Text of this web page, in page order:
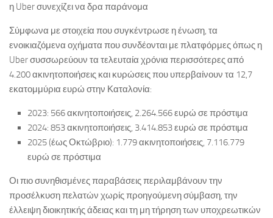
η Uber συνεχίζει να δρα παράνομα
Σύμφωνα με στοιχεία που συγκέντρωσε η ένωση, τα
ενοικιαζόμενα οχήματα που συνδέονται με πλατφόρμες όπως η
Uber συσσωρεύουν τα τελευταία χρόνια περισσότερες από
4.200 ακινητοποιήσεις και κυρώσεις που υπερβαίνουν τα 12,7
εκατομμύρια ευρώ στην Καταλονία:
2023: 566 ακινητοποιήσεις, 2.264.566 ευρώ σε πρόστιμα
2024: 853 ακινητοποιήσεις, 3.414.853 ευρώ σε πρόστιμα
2025 (έως Οκτώβριο): 1.779 ακινητοποιήσεις, 7.116.779
ευρώ σε πρόστιμα
Οι πιο συνηθισμένες παραβάσεις περιλαμβάνουν την
προσέλκυση πελατών χωρίς προηγούμενη σύμβαση, την
έλλειψη διοικητικής άδειας και τη μη τήρηση των υποχρεωτικών